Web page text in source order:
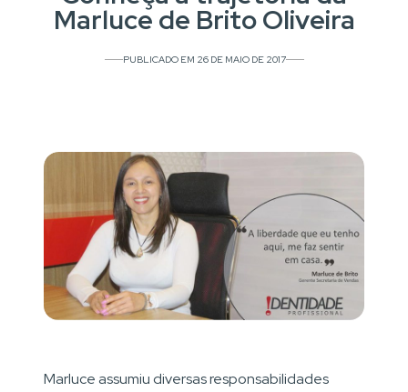
Marluce de Brito Oliveira
PUBLICADO EM 26 DE MAIO DE 2017
Marluce assumiu diversas responsabilidades